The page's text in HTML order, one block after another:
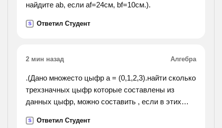
найдите ab, если af=24см, bf=10см.).
S Ответил Студент
2 мин назад Алгебра
.(Дано множесто цыфр а = (0,1,2,3).найти сколько
трехзначных цыфр которые составлены из
данных цыфр, можно составить , если в этих
S Ответил Студент